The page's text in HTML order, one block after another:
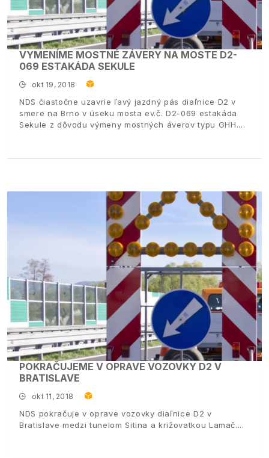
VYMENÍME MOSTNÉ ZÁVERY NA MOSTE D2-
069 ESTAKÁDA SEKULE
okt 19, 2018
NDS čiastočne uzavrie ľavý jazdný pás diaľnice D2 v
smere na Brno v úseku mosta ev.č. D2-069 estakáda
Sekule z dôvodu výmeny mostných áverov typu GHH.
POKRAČUJEME V OPRAVE VOZOVKY D2 V
BRATISLAVE
okt 11, 2018
NDS pokračuje v oprave vozovky diaľnice D2 v
Bratislave medzi tunelom Sitina a križovatkou Lamač.